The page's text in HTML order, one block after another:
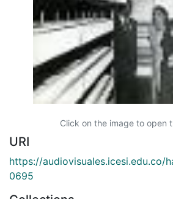
Click on the image to open
URI
https://audiovisuales.icesi.edu.co/
0695